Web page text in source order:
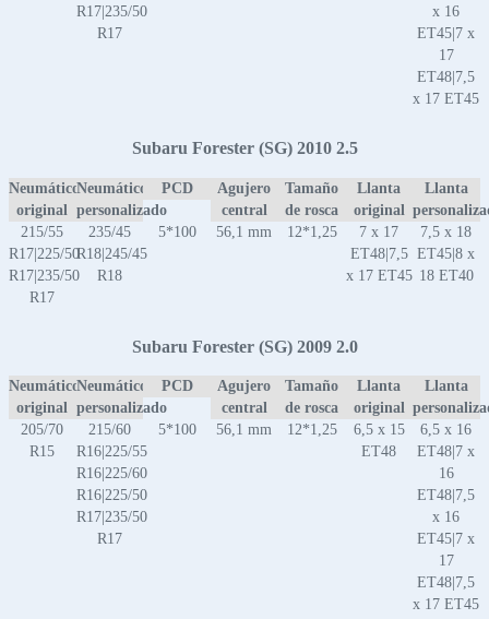
R17|235/50
R17
x 16
ET45|7 x
17
ET48|7,5
x 17 ET45
Subaru Forester (SG) 2010 2.5
Neumático
original
Neumático
personalizado
PCD
Agujero
central
Tamaño
de rosca
Llanta
original
Llanta
215/55
R17|225/50
R17|235/50
R17
235/45
R18|245/45
R18
5*100 56,1 mm 12*1,25
7 x 17
ET48|7,5
x 17 ET45
7,5 x 18
ET45|8 x
18 ET40
Subaru Forester (SG) 2009 2.0
Neumático
original
Neumático
personalizado
PCD
Agujero
central
Tamaño
de rosca
Llanta
original
Llanta
205/70
R15
215/60
R16|225/55
R16|225/60
R16|225/50
R17|235/50
R17
5*100 56,1 mm 12*1,25
6,5 x 15
ET48
6,5 x 16
ET48|7 x
16
ET48|7,5
x 16
ET45|7 x
17
ET48|7,5
x 17 ET45